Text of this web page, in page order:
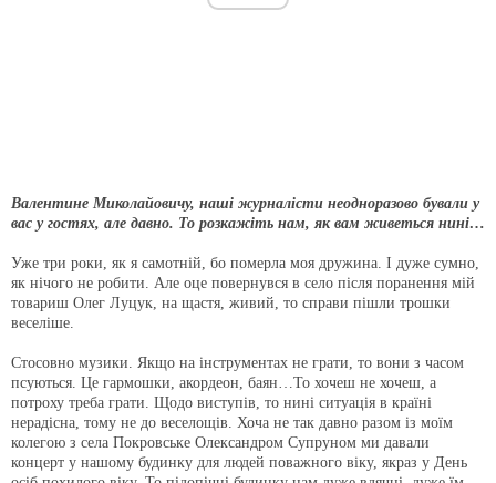
Валентине Миколайовичу, наші журналісти неодноразово бували у
вас у гостях, але давно. То розкажіть нам, як вам живеться нині…
Уже три роки, як я самотній, бо померла моя дружина. І дуже сумно,
як нічого не робити. Але оце повернувся в село після поранення мій
товариш Олег Луцук, на щастя, живий, то справи пішли трошки
веселіше.
Стосовно музики. Якщо на інструментах не грати, то вони з часом
псуються. Це гармошки, акордеон, баян…То хочеш не хочеш, а
потроху треба грати. Щодо виступів, то нині ситуація в країні
нерадісна, тому не до веселощів. Хоча не так давно разом із моїм
колегою з села Покровське Олександром Супруном ми давали
концерт у нашому будинку для людей поважного віку, якраз у День